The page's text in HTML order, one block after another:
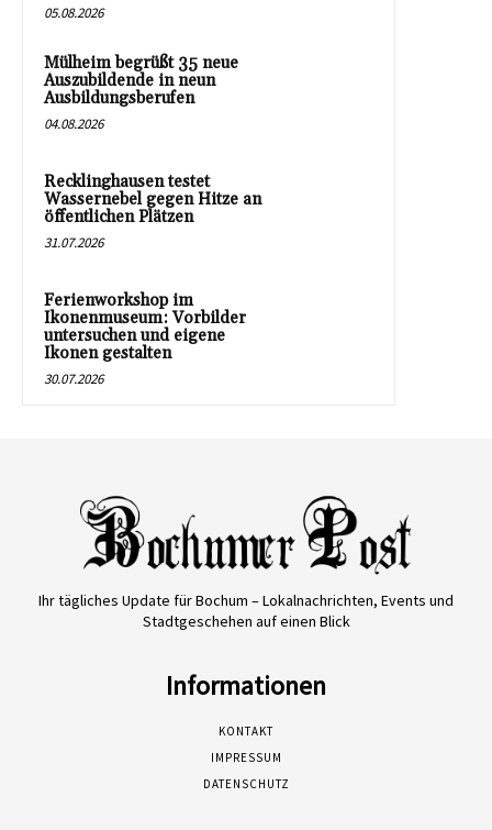
05.08.2026
Mülheim begrüßt 35 neue
Auszubildende in neun
Ausbildungsberufen
04.08.2026
Recklinghausen testet
Wassernebel gegen Hitze an
öffentlichen Plätzen
31.07.2026
Ferienworkshop im
Ikonenmuseum: Vorbilder
untersuchen und eigene
Ikonen gestalten
30.07.2026
Ihr tägliches Update für Bochum – Lokalnachrichten, Events und
Stadtgeschehen auf einen Blick
Informationen
KONTAKT
IMPRESSUM
DATENSCHUTZ